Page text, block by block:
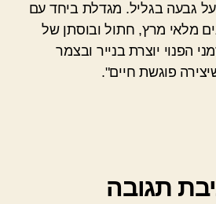
גבעה בגליל. מגדלת ביחד עם
מלאי מרץ, חתול ובוסתן של
הפנוי יוצרת בנייר ובצמר
פוגשת חיים".
תגובה